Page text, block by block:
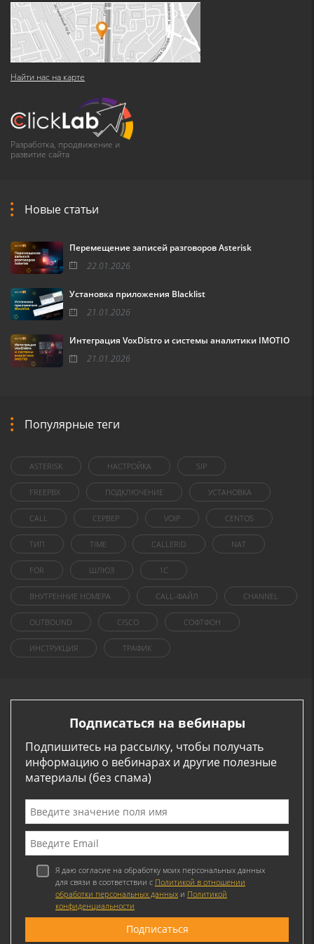
Найти нас на карте
Разработка, продвижение и
развитие сайта
Новые статьи
Перемещение записей разговоров Asterisk
22.01.2026
Установка приложения Blacklist
21.01.2026
Интеграция VoxDistro и системы аналитики IMOTIO
21.01.2026
Популярные теги
ASTERISK НАСТРОЙКА SIP
FREEPBX ПОДКЛЮЧЕНИЕ УСТАНОВКА
CALL СЕРВЕР VOIP CENTOS
ТИП TIME CALLERID NAT
FOR ШЛЮЗ 1C
ВНУТРЕННИЕ НОМЕРА CALL-ФАЙЛ CHANNEL
OUTBOUND CISCO СОФТФОН
ИНСТРУКЦИЯ ТРАФИК
Подписаться на вебинары
Подпишитесь на рассылку, чтобы получать
информацию о вебинарах и другие полезные
материалы (без спама)
Я даю согласие на обработку моих персональных данных
для связи в соответствии с Политикой в отношении
обработки персональных данных и Политикой
конфиденциальности